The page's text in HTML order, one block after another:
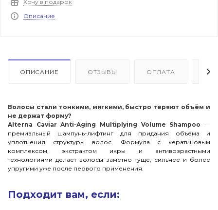
Хочу в подарок
Описание
ОПИСАНИЕ ОТЗЫВЫ ОПЛАТА
Волосы стали тонкими, мягкими, быстро теряют объём и
не держат форму?
Alterna Caviar Anti-Aging Multiplying Volume Shampoo —
премиальный шампунь-лифтинг для придания объёма и
уплотнения структуры волос. Формула с кератиновым
комплексом, экстрактом икры и антивозрастными
технологиями делает волосы заметно гуще, сильнее и более
упругими уже после первого применения.
Подходит вам, если: